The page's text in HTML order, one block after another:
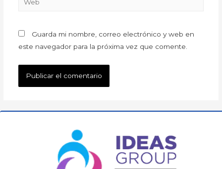
Guarda mi nombre, correo electrónico y web en
este navegador para la próxima vez que comente.